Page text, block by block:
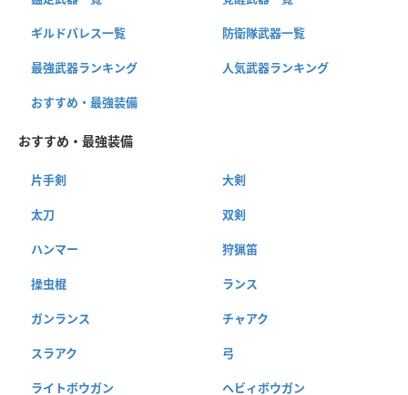
ギルドパレス一覧 防衛隊武器一覧
最強武器ランキング 人気武器ランキング
おすすめ・最強装備
おすすめ・最強装備
片手剣 大剣
太刀 双剣
ハンマー 狩猟笛
操虫棍 ランス
ガンランス チャアク
スラアク 弓
ライトボウガン ヘビィボウガン